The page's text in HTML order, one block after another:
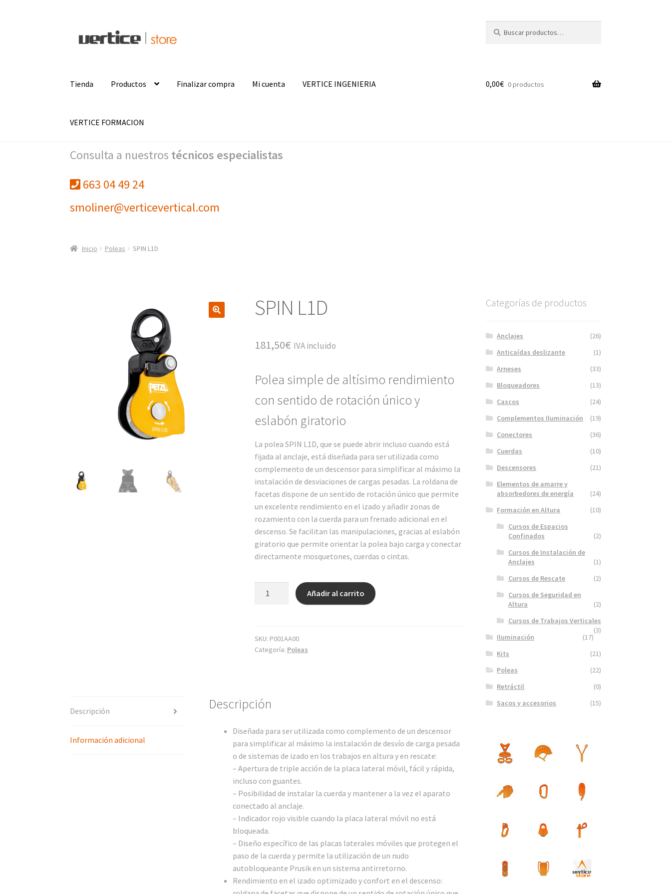
por:
Tienda Productos Finalizar compra Mi cuenta VERTICE INGENIERIA
VERTICE FORMACION
0,00€ 0 productos
Consulta a nuestros técnicos especialistas
663 04 49 24
smoliner@verticevertical.com
Inicio Poleas SPIN L1D
SPIN L1D
181,50€ IVA incluido
Polea simple de altísimo rendimiento
con sentido de rotación único y
eslabón giratorio
La polea SPIN L1D, que se puede abrir incluso cuando está
fijada al anclaje, está diseñada para ser utilizada como
complemento de un descensor para simplificar al máximo la
instalación de desviaciones de cargas pesadas. La roldana de
facetas dispone de un sentido de rotación único que permite
un excelente rendimiento en el izado y añadir zonas de
rozamiento con la cuerda para un frenado adicional en el
descenso. Se facilitan las manipulaciones, gracias al eslabón
giratorio que permite orientar la polea bajo carga y conectar
directamente mosquetones, cuerdas o cintas.
Añadir al carrito
SKU: P001AA00
Categoría: Poleas
Descripción
Información adicional
Descripción
Diseñada para ser utilizada como complemento de un descensor
para simplificar al máximo la instalación de desvío de carga pesada
o de sistemas de izado en los trabajos en altura y en rescate:
– Apertura de triple acción de la placa lateral móvil, fácil y rápida,
incluso con guantes.
– Posibilidad de instalar la cuerda y mantener a la vez el aparato
conectado al anclaje.
– Indicador rojo visible cuando la placa lateral móvil no está
bloqueada.
– Diseño específico de las placas laterales móviles que protegen el
paso de la cuerda y permite la utilización de un nudo
autobloqueante Prusik en un sistema antirretorno.
Rendimiento en el izado optimizado y confort en el descenso:
Categorías de productos
Anclajes
(26)
Anticaídas deslizante
(1)
Arneses
(33)
Bloqueadores
(13)
Cascos
(24)
Complementos Iluminación
(19)
Conectores
(36)
Cuerdas
(10)
Descensores
(21)
Elementos de amarre y
absorbedores de energía
(24)
Formación en Altura
(10)
Cursos de Espacios
Confinados
(2)
Cursos de Instalación de
Anclajes
(1)
Cursos de Rescate
(2)
Cursos de Seguridad en
Altura
(2)
Cursos de Trabajos Verticales
(3)
Iluminación
(17)
Kits
(21)
Poleas
(22)
Retráctil
(0)
Sacos y accesorios
(15)